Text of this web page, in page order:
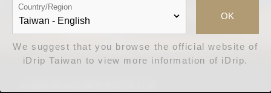
Country/Region
OK
We suggest that you browse the official website of
iDrip Taiwan to view more information of iDrip.